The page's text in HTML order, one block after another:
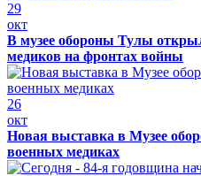
29
окт
В музее обороны Тулы
медиков на фронтах войны
26
окт
Новая выставка в Музее
военных медиках